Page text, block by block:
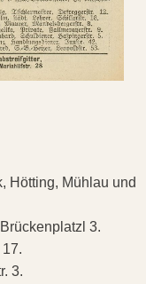
Hötting, Mühlau und
3.
3.